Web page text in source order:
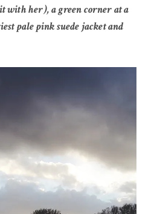
with her), a green corner at a
pale pink suede jacket and